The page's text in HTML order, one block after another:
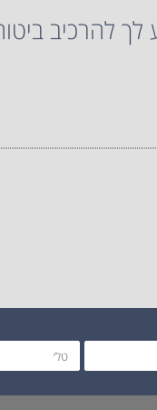
לך להרכיב